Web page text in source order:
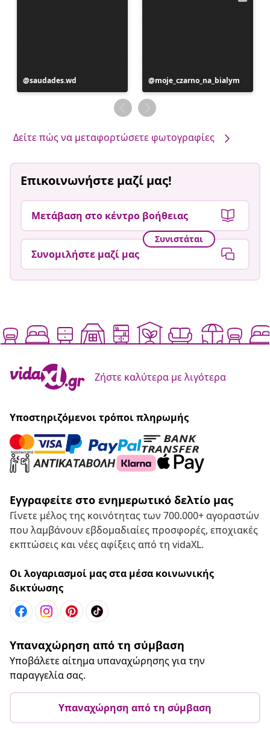
Η
ανάρτηση
saudades.wd
Η
ανάρτηση
δημοσιεύθηκε
από
moje_czarno_na_bialym
Δείτε πώς να μεταφορτώσετε φωτογραφίες
Επικοινωνήστε μαζί μας!
Μετάβαση στο κέντρο βοήθειας
Συνιστάται
Συνομιλήστε μαζί μας
Ζήστε καλύτερα με λιγότερα
Υποστηριζόμενοι τρόποι πληρωμής
Εγγραφείτε στο ενημερωτικό δελτίο μας
Γίνετε μέλος της κοινότητας των 700.000+ αγοραστών
που λαμβάνουν εβδομαδιαίες προσφορές, εποχιακές
εκπτώσεις και νέες αφίξεις από τη vidaXL.
Οι λογαριασμοί μας στα μέσα κοινωνικής
δικτύωσης
Υπαναχώρηση από τη σύμβαση
Υποβάλετε αίτημα υπαναχώρησης για την
παραγγελία σας.
Υπαναχώρηση από τη σύμβαση